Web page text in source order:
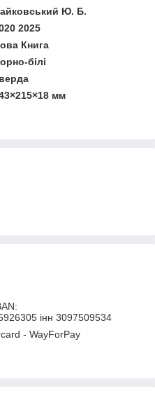
Ю. Б.
2025
Книга
білі
мм
інн 3097509534
- WayForPay